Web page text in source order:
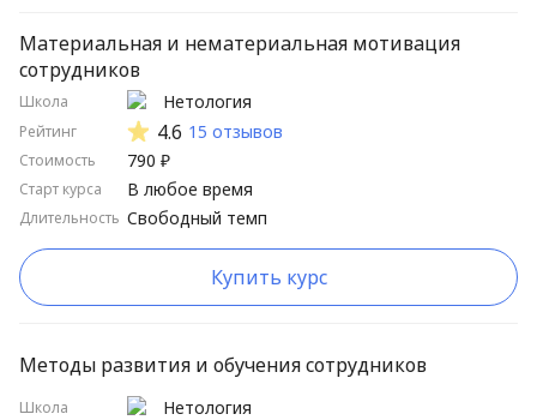
Материальная и нематериальная мотивация
сотрудников
Школа
Рейтинг
Стоимость
Старт курса
Длительность
Нетология
4.6 15 отзывов
790 ₽
Свободный темп
В любое время
Купить курс
Методы развития и обучения сотрудников
Школа
Нетология